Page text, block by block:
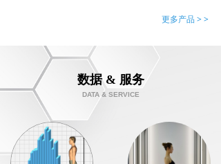
数据 & 服务
DATA & SERVICE
更多产品 > >